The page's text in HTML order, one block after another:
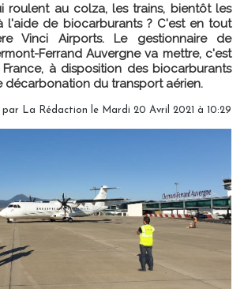
roulent au colza, les trains, bientôt les
l'aide de biocarburants ? C'est en tout
Vinci Airports. Le gestionnaire de
Ferrand Auvergne va mettre, c'est
à disposition des biocarburants
décarbonation du transport aérien.
par La Rédaction le Mardi 20 Avril 2021 à 10:29